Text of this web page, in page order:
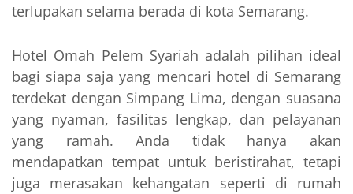
terlupakan selama berada di kota Semarang.
Hotel Omah Pelem Syariah adalah pilihan ideal
bagi siapa saja yang mencari hotel di Semarang
terdekat dengan Simpang Lima, dengan suasana
yang nyaman, fasilitas lengkap, dan pelayanan
yang ramah. Anda tidak hanya akan
mendapatkan tempat untuk beristirahat, tetapi
juga merasakan kehangatan seperti di rumah